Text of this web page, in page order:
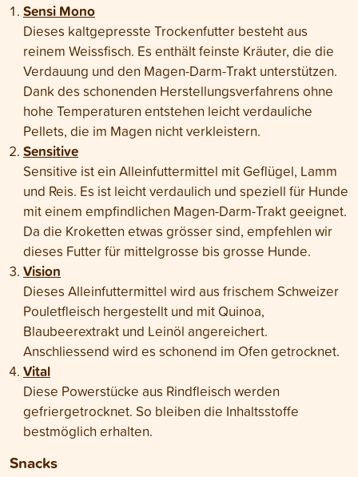
Sensi Mono
Dieses kaltgepresste Trockenfutter besteht aus
reinem Weissfisch. Es enthält feinste Kräuter, die die
Verdauung und den Magen-Darm-Trakt unterstützen.
Dank des schonenden Herstellungsverfahrens ohne
hohe Temperaturen entstehen leicht verdauliche
Pellets, die im Magen nicht verkleistern.
Sensitive
Sensitive ist ein Alleinfuttermittel mit Geflügel, Lamm
und Reis. Es ist leicht verdaulich und speziell für Hunde
mit einem empfindlichen Magen-Darm-Trakt geeignet.
Da die Kroketten etwas grösser sind, empfehlen wir
dieses Futter für mittelgrosse bis grosse Hunde.
Vision
Dieses Alleinfuttermittel wird aus frischem Schweizer
Pouletfleisch hergestellt und mit Quinoa,
Blaubeerextrakt und Leinöl angereichert.
Anschliessend wird es schonend im Ofen getrocknet.
Vital
Diese Powerstücke aus Rindfleisch werden
gefriergetrocknet. So bleiben die Inhaltsstoffe
bestmöglich erhalten.
Snacks